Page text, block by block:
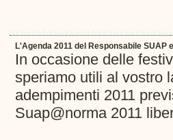
L'Agenda 2011 del Responsabile SUAP
In occasione delle
speriamo utili al vostro
adempimenti 2011
Suap@norma 2011